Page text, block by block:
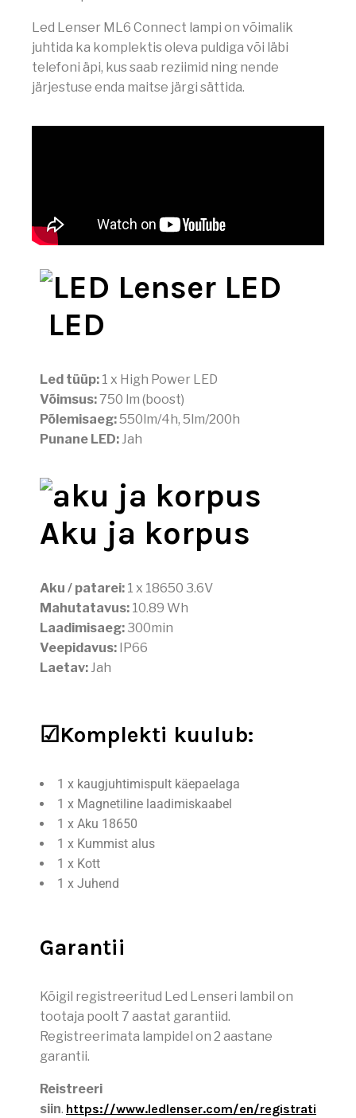
Led Lenser ML6 Connect lampi on võimalik
juhtida ka komplektis oleva puldiga või läbi
telefoni äpi, kus saab reziimid ning nende
järjestuse enda maitse järgi sättida.
LED
Led tüüp: 1 x High Power LED
Võimsus:750 lm (boost)
Põlemisaeg:550lm/4h, 5lm/200h
Punane LED: Jah
Aku ja korpus
Aku / patarei: 1 x 18650 3.6V
Mahutatavus: 10.89 Wh
Laadimisaeg:300min
Veepidavus: IP66
Laetav: Jah
☑Komplekti kuulub:
1 x kaugjuhtimispult käepaelaga
1 x Magnetiline laadimiskaabel
1 x Aku 18650
1 x Kummist alus
1 x Kott
1 x Juhend
Garantii
Kõigil registreeritud Led Lenseri lambil on
tootaja poolt 7 aastat garantiid.
Registreerimata lampidel on 2 aastane
garantii.
Reistreeri
siin. https://www.ledlenser.com/en/registrati